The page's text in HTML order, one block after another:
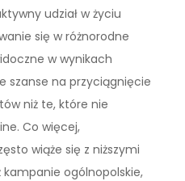
udział w życiu
się w różnorodne
w wynikach
szanse na przyciągnięcie
niż te, które nie
Co więcej,
wiąże się z niższymi
ogólnopolskie,